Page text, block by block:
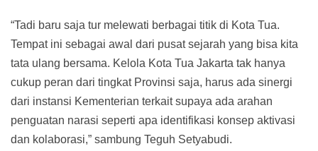
“Tadi baru saja tur melewati berbagai titik di Kota Tua.
Tempat ini sebagai awal dari pusat sejarah yang bisa kita
tata ulang bersama. Kelola Kota Tua Jakarta tak hanya
cukup peran dari tingkat Provinsi saja, harus ada sinergi
dari instansi Kementerian terkait supaya ada arahan
penguatan narasi seperti apa identifikasi konsep aktivasi
dan kolaborasi,” sambung Teguh Setyabudi.